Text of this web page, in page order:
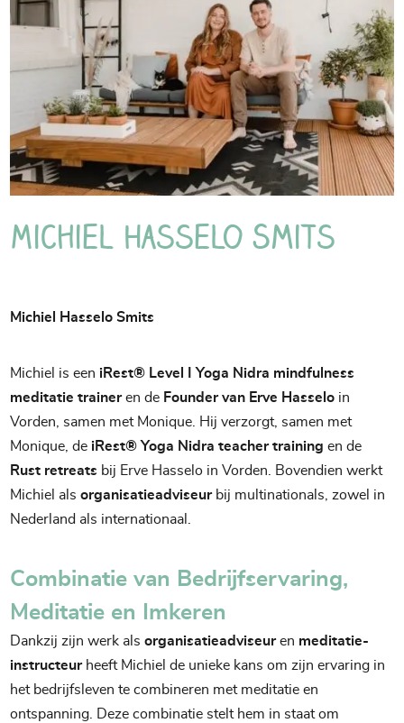
Michiel Hasselo Smits
Michiel Hasselo Smits
Michiel is een iRest® Level I Yoga Nidra mindfulness
meditatie traineren de Founder van Erve Hasselo in
Vorden, samen met Monique. Hij verzorgt, samen met
Monique, de iRest® Yoga Nidra teacher training en de
Rust retreats bij Erve Hasselo in Vorden. Bovendien werkt
Michiel alsorganisatieadviseurbij multinationals, zowel in
Nederland als internationaal.
Combinatie van Bedrijfservaring,
Meditatie en Imkeren
Dankzij zijn werk alsorganisatieadviseuren meditatie-
instructeurheeft Michiel de unieke kans om zijn ervaring in
het bedrijfsleven te combineren met meditatie en
ontspanning. Deze combinatie stelt hem in staat om